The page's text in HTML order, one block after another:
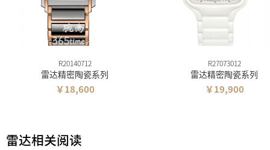
R20140712
雷达精密陶瓷系列
￥18,600
R27073012
雷达精密陶瓷系列
￥19,900
雷达相关阅读